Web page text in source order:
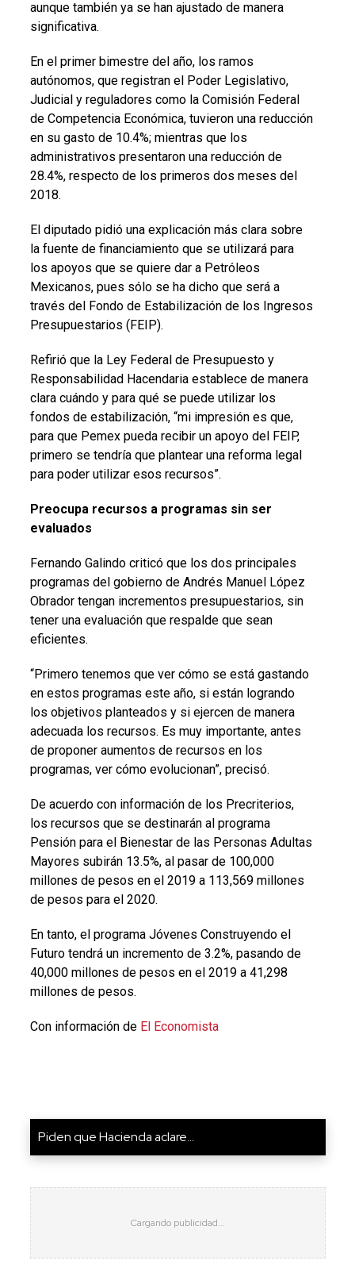
aunque también ya se han ajustado de manera
significativa.
En el primer bimestre del año, los ramos
autónomos, que registran el Poder Legislativo,
Judicial y reguladores como la Comisión Federal
de Competencia Económica, tuvieron una reducción
en su gasto de 10.4%; mientras que los
administrativos presentaron una reducción de
28.4%, respecto de los primeros dos meses del
2018.
El diputado pidió una explicación más clara sobre
la fuente de financiamiento que se utilizará para
los apoyos que se quiere dar a Petróleos
Mexicanos, pues sólo se ha dicho que será a
través del Fondo de Estabilización de los Ingresos
Presupuestarios (FEIP).
Refirió que la Ley Federal de Presupuesto y
Responsabilidad Hacendaria establece de manera
clara cuándo y para qué se puede utilizar los
fondos de estabilización, “mi impresión es que,
para que Pemex pueda recibir un apoyo del FEIP,
primero se tendría que plantear una reforma legal
para poder utilizar esos recursos”.
Preocupa recursos a programas sin ser
evaluados
Fernando Galindo criticó que los dos principales
programas del gobierno de Andrés Manuel López
Obrador tengan incrementos presupuestarios, sin
tener una evaluación que respalde que sean
eficientes.
“Primero tenemos que ver cómo se está gastando
en estos programas este año, si están logrando
los objetivos planteados y si ejercen de manera
adecuada los recursos. Es muy importante, antes
de proponer aumentos de recursos en los
programas, ver cómo evolucionan”, precisó.
De acuerdo con información de los Precriterios,
los recursos que se destinarán al programa
Pensión para el Bienestar de las Personas Adultas
Mayores subirán 13.5%, al pasar de 100,000
millones de pesos en el 2019 a 113,569 millones
de pesos para el 2020.
En tanto, el programa Jóvenes Construyendo el
Futuro tendrá un incremento de 3.2%, pasando de
40,000 millones de pesos en el 2019 a 41,298
millones de pesos.
Con información de El Economista
Piden que Hacienda aclare...